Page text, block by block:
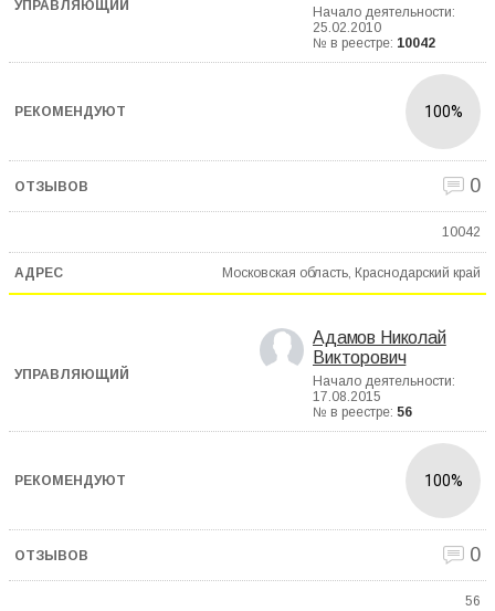
Начало деятельности:
25.02.2010
№ в реестре: 10042
100%
0
10042
Московская область, Краснодарский край
Адамов Николай
Викторович
Начало деятельности:
17.08.2015
№ в реестре: 56
100%
0
56